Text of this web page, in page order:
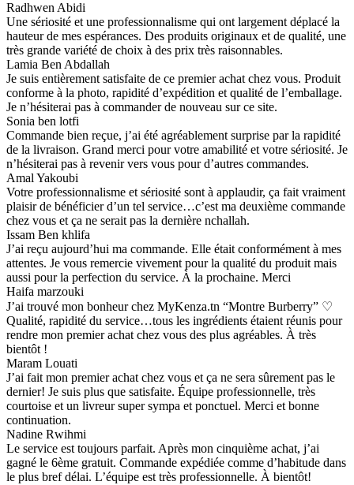
Radhwen Abidi
Une sériosité et une professionnalisme qui ont largement déplacé la
hauteur de mes espérances. Des produits originaux et de qualité, une
très grande variété de choix à des prix très raisonnables.
Lamia Ben Abdallah
Je suis entièrement satisfaite de ce premier achat chez vous. Produit
conforme à la photo, rapidité d’expédition et qualité de l’emballage.
Je n’hésiterai pas à commander de nouveau sur ce site.
Sonia ben lotfi
Commande bien reçue, j’ai été agréablement surprise par la rapidité
de la livraison. Grand merci pour votre amabilité et votre sériosité. Je
n’hésiterai pas à revenir vers vous pour d’autres commandes.
Amal Yakoubi
Votre professionnalisme et sériosité sont à applaudir, ça fait vraiment
plaisir de bénéficier d’un tel service…c’est ma deuxième commande
chez vous et ça ne serait pas la dernière nchallah.
Issam Ben khlifa
J’ai reçu aujourd’hui ma commande. Elle était conformément à mes
attentes. Je vous remercie vivement pour la qualité du produit mais
aussi pour la perfection du service. À la prochaine. Merci
Haifa marzouki
J’ai trouvé mon bonheur chez MyKenza.tn “Montre Burberry” ♡
Qualité, rapidité du service…tous les ingrédients étaient réunis pour
rendre mon premier achat chez vous des plus agréables. À très
bientôt !
Maram Louati
J’ai fait mon premier achat chez vous et ça ne sera sûrement pas le
dernier! Je suis plus que satisfaite. Équipe professionnelle, très
courtoise et un livreur super sympa et ponctuel. Merci et bonne
continuation.
Nadine Rwihmi
Le service est toujours parfait. Après mon cinquième achat, j’ai
gagné le 6ème gratuit. Commande expédiée comme d’habitude dans
le plus bref délai. L’équipe est très professionnelle. À bientôt!